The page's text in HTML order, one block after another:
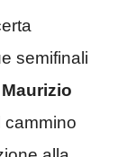
semifinali
Maurizio
cammino